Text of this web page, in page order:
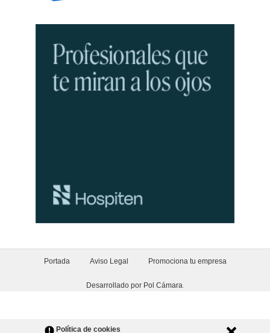
Política de cookies
Portada Aviso Legal Promociona tu empresa
Desarrollado por Pol Cámara.